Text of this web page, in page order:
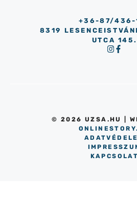
+36-87/436-
8319
UTCA 145.
© 2026 UZSA.HU |
KAPCSOLAT